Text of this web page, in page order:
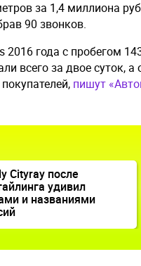
за 1,4 миллиона
90 звонков.
2016 года с пробегом
всего за двое суток, а
пишут
Cityray после
удивил
и названиями